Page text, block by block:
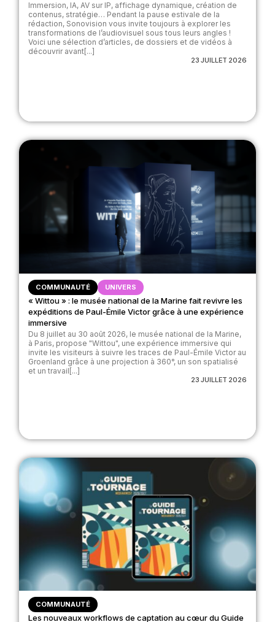
Immersion, IA, AV sur IP, affichage dynamique, création de
contenus, stratégie… Pendant la pause estivale de la
rédaction, Sonovision vous invite toujours à explorer les
transformations de l’audiovisuel sous tous leurs angles !
Voici une sélection d’articles, de dossiers et de vidéos à
découvrir avant[...]
23 JUILLET 2026
COMMUNAUTÉ UNIVERS
« Wittou » : le musée national de la Marine fait revivre les
expéditions de Paul-Émile Victor grâce à une expérience
immersive
Du 8 juillet au 30 août 2026, le musée national de la Marine,
à Paris, propose "Wittou", une expérience immersive qui
invite les visiteurs à suivre les traces de Paul-Émile Victor au
Groenland grâce à une projection à 360°, un son spatialisé
et un travail[...]
23 JUILLET 2026
COMMUNAUTÉ
Les nouveaux workflows de captation au cœur du Guide